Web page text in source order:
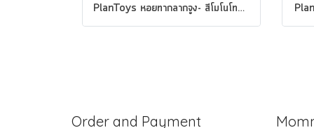
PlanToys หอยทากลากจูง- สีโมโนโทน Pull-Along Snail Mono
Order and Payment